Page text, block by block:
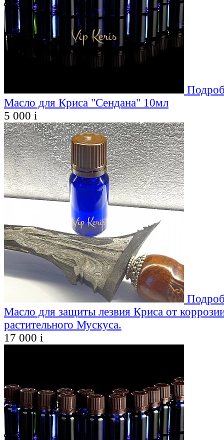
Масло для Криса "Сендана" 10мл
5 000 i
Масло для защиты лезвия Криса от
растительного Мускуса.
17 000 i